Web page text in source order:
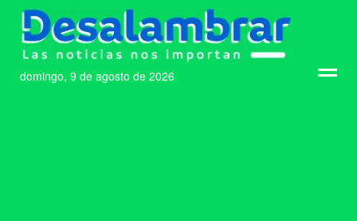
domingo, 9 de agosto de 2026